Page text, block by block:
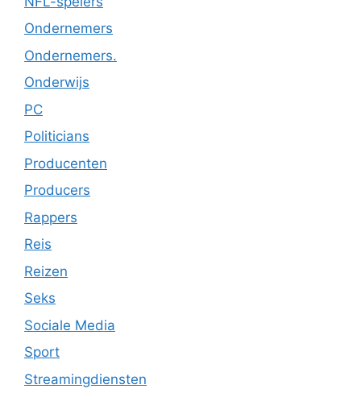
Ondernemers
Ondernemers.
Onderwijs
PC
Politicians
Producenten
Producers
Rappers
Reis
Reizen
Seks
Sociale Media
Sport
Streamingdiensten